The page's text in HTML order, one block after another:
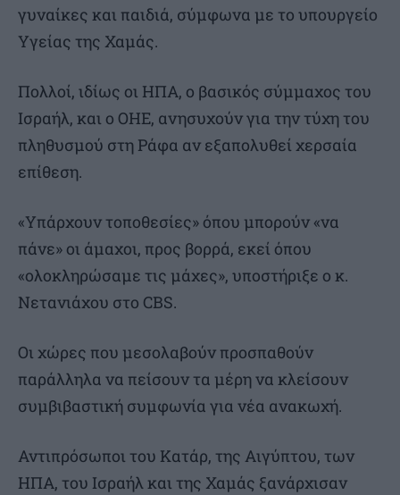
γυναίκες και παιδιά, σύμφωνα με το υπουργείο
Υγείας της Χαμάς.
Πολλοί, ιδίως οι ΗΠΑ, ο βασικός σύμμαχος του
Ισραήλ, και ο ΟΗΕ, ανησυχούν για την τύχη του
πληθυσμού στη Ράφα αν εξαπολυθεί χερσαία
επίθεση.
«Υπάρχουν τοποθεσίες» όπου μπορούν «να
πάνε» οι άμαχοι, προς βορρά, εκεί όπου
«ολοκληρώσαμε τις μάχες», υποστήριξε ο κ.
Νετανιάχου στο CBS.
Οι χώρες που μεσολαβούν προσπαθούν
παράλληλα να πείσουν τα μέρη να κλείσουν
συμβιβαστική συμφωνία για νέα ανακωχή.
Αντιπρόσωποι του Κατάρ, της Αιγύπτου, των
ΗΠΑ, του Ισραήλ και της Χαμάς ξανάρχισαν